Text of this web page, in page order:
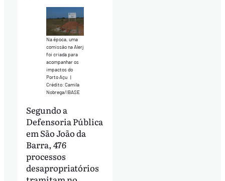
Na época, uma
comissão na Alerj
foi criada para
acompanhar os
impactos do
Porto Açu |
Crédito: Camila
Nobrega/IBASE
Segundo a
Defensoria Pública
em São João da
Barra, 476
processos
desapropriatórios